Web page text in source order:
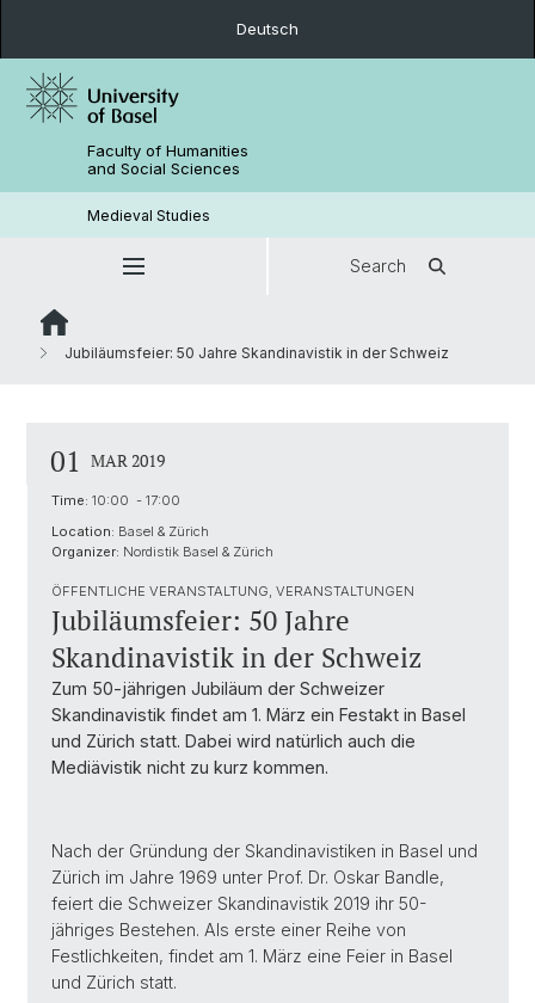
Deutsch
Faculty of Humanities
and Social Sciences
Medieval Studies
Search
Jubiläumsfeier: 50 Jahre Skandinavistik in der Schweiz
01 MAR 2019
Time: 10:00 - 17:00
Location: Basel & Zürich
Organizer: Nordistik Basel & Zürich
ÖFFENTLICHE VERANSTALTUNG, VERANSTALTUNGEN
Jubiläumsfeier: 50 Jahre
Skandinavistik in der Schweiz
Zum 50-jährigen Jubiläum der Schweizer
Skandinavistik findet am 1. März ein Festakt in Basel
und Zürich statt. Dabei wird natürlich auch die
Mediävistik nicht zu kurz kommen.
Nach der Gründung der Skandinavistiken in Basel und
Zürich im Jahre 1969 unter Prof. Dr. Oskar Bandle,
feiert die Schweizer Skandinavistik 2019 ihr 50-
jähriges Bestehen. Als erste einer Reihe von
Festlichkeiten, findet am 1. März eine Feier in Basel
und Zürich statt.